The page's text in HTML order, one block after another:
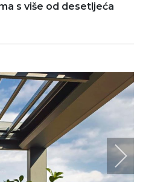
s više od desetljeća